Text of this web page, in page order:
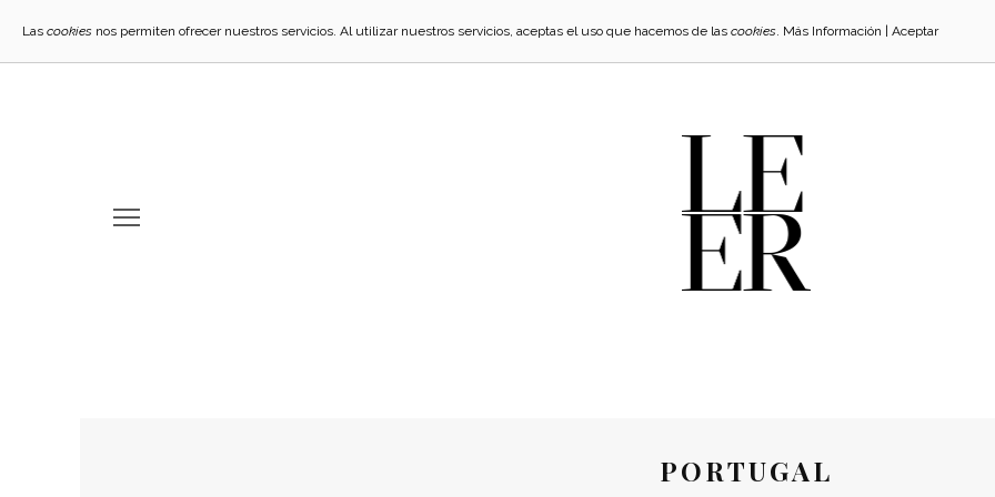
PORTUGAL
Las cookies nos permiten ofrecer nuestros servicios. Al utilizar nuestros servicios, aceptas el uso que hacemos de las cookies. Más Información Aceptar